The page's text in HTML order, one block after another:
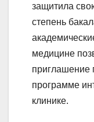
защитила
степень
медицине
приглашение
программе
клинике.